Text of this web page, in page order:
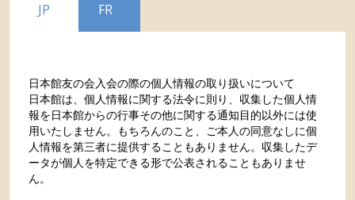
JP FR
日本館友の会入会の際の個人情報の取り扱いについて
日本館は、個人情報に関する法令に則り、収集した個人情
報を日本館からの行事その他に関する通知目的以外には使
用いたしません。もちろんのこと、ご本人の同意なしに個
人情報を第三者に提供することもありません。収集したデ
ータが個人を特定できる形で公表されることもありませ
ん。